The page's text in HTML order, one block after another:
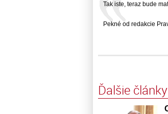
Tak iste, teraz bude
Pekné od redakcie
Ďalšie